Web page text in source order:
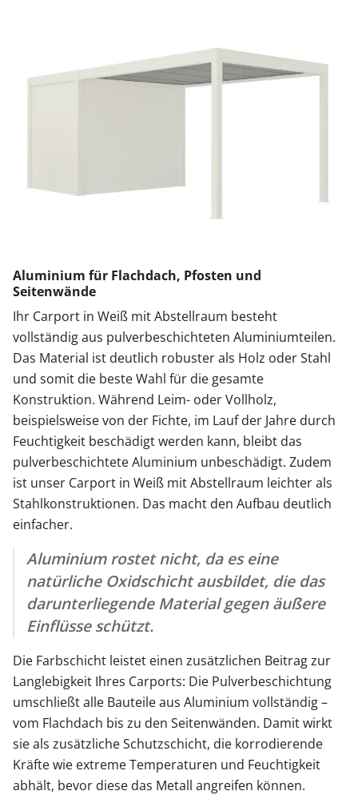
Aluminium für Flachdach, Pfosten und
Seitenwände
Ihr Carport in Weiß mit Abstellraum besteht
vollständig aus pulverbeschichteten Aluminiumteilen.
Das Material ist deutlich robuster als Holz oder Stahl
und somit die beste Wahl für die gesamte
Konstruktion. Während Leim- oder Vollholz,
beispielsweise von der Fichte, im Lauf der Jahre durch
Feuchtigkeit beschädigt werden kann, bleibt das
pulverbeschichtete Aluminium unbeschädigt. Zudem
ist unser Carport in Weiß mit Abstellraum leichter als
Stahlkonstruktionen. Das macht den Aufbau deutlich
einfacher.
Aluminium rostet nicht, da es eine
natürliche Oxidschicht ausbildet, die das
darunterliegende Material gegen äußere
Einflüsse schützt.
Die Farbschicht leistet einen zusätzlichen Beitrag zur
Langlebigkeit Ihres Carports: Die Pulverbeschichtung
umschließt alle Bauteile aus Aluminium vollständig –
vom Flachdach bis zu den Seitenwänden. Damit wirkt
sie als zusätzliche Schutzschicht, die korrodierende
Kräfte wie extreme Temperaturen und Feuchtigkeit
abhält, bevor diese das Metall angreifen können.